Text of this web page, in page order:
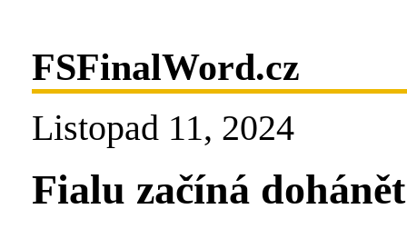
FSFinalWord.cz
Listopad 11, 2024
Fialu začíná